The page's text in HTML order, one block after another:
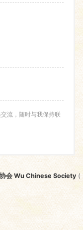
流，随时与我保持联
会 Wu Chinese Society(